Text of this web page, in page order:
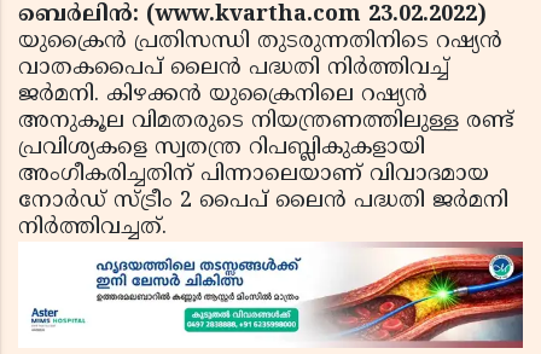
ബെര്‍ലിന്‍: (www.kvartha.com 23.02.2022)
യുക്രൈന്‍ പ്രതിസന്ധി തുടരുന്നതിനിടെ റഷ്യന്‍
വാതകപൈപ് ലൈന്‍ പദ്ധതി നിര്‍ത്തിവച്ച്
ജര്‍മനി. കിഴക്കന്‍ യുക്രൈനിലെ റഷ്യന്‍
അനുകൂല വിമതരുടെ നിയന്ത്രണത്തിലുള്ള രണ്ട്
പ്രവിശ്യകളെ സ്വതന്ത്ര റിപബ്ലികുകളായി
അംഗീകരിച്ചതിന് പിന്നാലെയാണ് വിവാദമായ
നോര്‍ഡ് സ്ട്രീം 2 പൈപ് ലൈന്‍ പദ്ധതി ജര്‍മനി
നിര്‍ത്തിവച്ചത്.